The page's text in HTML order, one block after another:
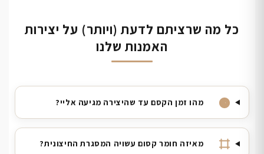
כל מה שרציתם לדעת (ויותר) על יצירות
האמנות שלנו
מהו זמן הקסם עד שהיצירה מגיעה אליי?
מאיזה חומר קסום עשויה המסגרת החיצונית?